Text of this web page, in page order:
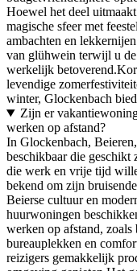
Hoewel het deel
magische sfeer met
ambachten en
van glühwein terwijl u
werkelijk
levendige
winter, Glockenbach
Zijn er
werken op afstand?
In Glockenbach,
beschikbaar die geschikt
die werk en vrije tijd
bekend om zijn
Beierse cultuur en
huurwoningen
werken op afstand,
bureauplekken en
reizigers gemakkelijk